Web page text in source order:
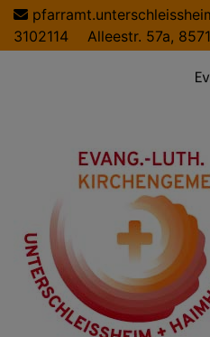
Direkt
zum
Inhalt
3102114
Alleestr. 57a,